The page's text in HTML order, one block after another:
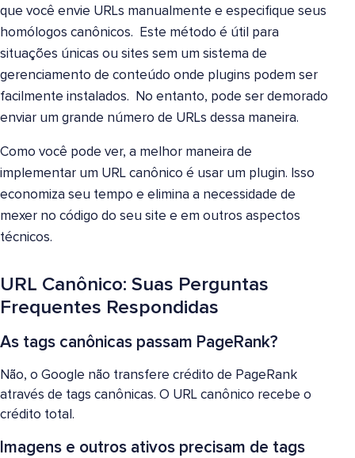
que você envie URLs manualmente e especifique seus
homólogos canônicos. Este método é útil para
situações únicas ou sites sem um sistema de
gerenciamento de conteúdo onde plugins podem ser
facilmente instalados. No entanto, pode ser demorado
enviar um grande número de URLs dessa maneira.
Como você pode ver, a melhor maneira de
implementar um URL canônico é usar um plugin. Isso
economiza seu tempo e elimina a necessidade de
mexer no código do seu site e em outros aspectos
técnicos.
URL Canônico: Suas Perguntas
Frequentes Respondidas
As tags canônicas passam PageRank?
Não, o Google não transfere crédito de PageRank
através de tags canônicas. O URL canônico recebe o
crédito total.
Imagens e outros ativos precisam de tags